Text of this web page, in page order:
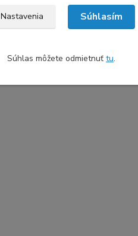
Nastavenia Súhlasím
Súhlas môžete odmietnuť tu.